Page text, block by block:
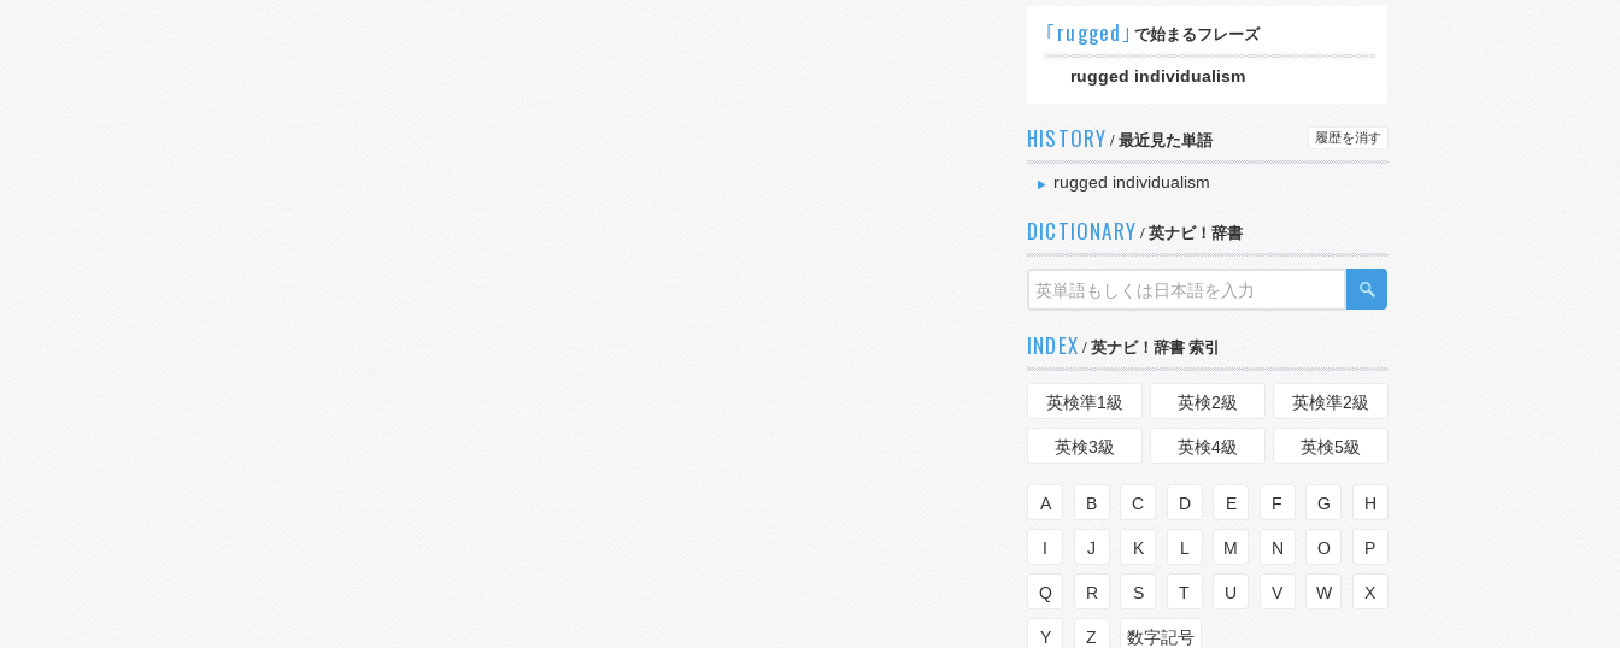
｢rugged｣ で始まるフレーズ
rugged individualism
HISTORY / 最近見た単語 履歴を消す
rugged individualism
DICTIONARY / 英ナビ！辞書
INDEX / 英ナビ！辞書 索引
英検準1級 英検2級 英検準2級
英検3級 英検4級 英検5級
A B C D E F G H
I J K L M N O P
Q R S T U V W X
Y Z 数字記号